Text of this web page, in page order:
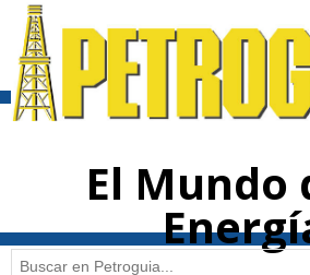
contenido
El Mundo
Buscar